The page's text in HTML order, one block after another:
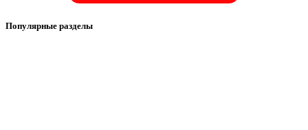
Популярные разделы